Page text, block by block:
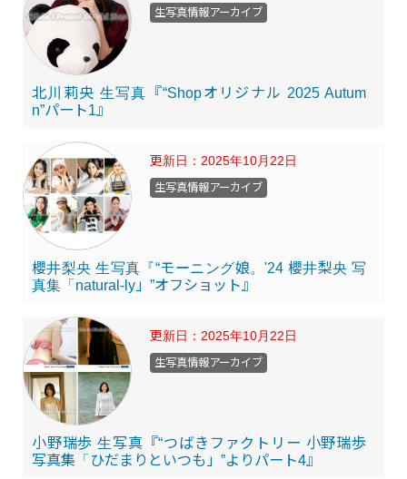
北川莉央 生写真『“Shopオリジナル 2025 Autum
n”パート1』
生写真情報アーカイブ
更新日： 2025年10月22日
櫻井梨央 生写真『“モーニング娘。'24 櫻井梨央 写
真集「natural-ly」”オフショット』
生写真情報アーカイブ
更新日： 2025年10月22日
小野瑞歩 生写真『“つばきファクトリー 小野瑞歩
写真集「ひだまりといつも」”よりパート4』
生写真情報アーカイブ